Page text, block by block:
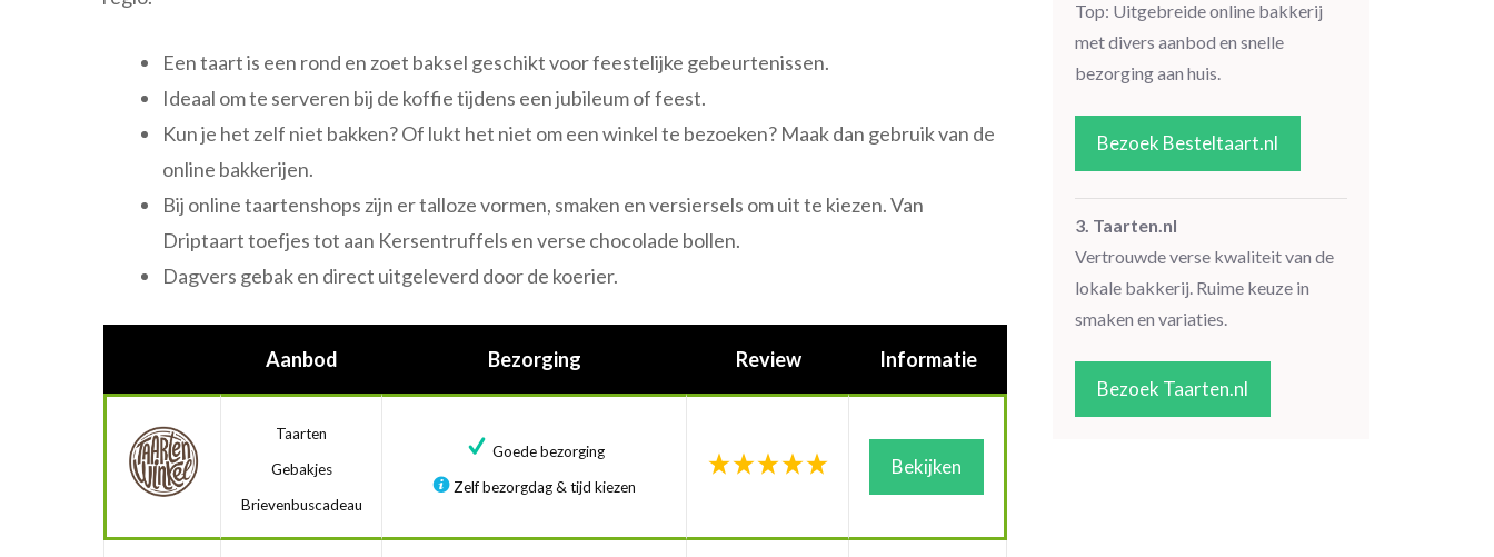
Een taart is een rond en zoet baksel geschikt voor feestelijke gebeurtenissen.
Ideaal om te serveren bij de koffie tijdens een jubileum of feest.
Kun je het zelf niet bakken? Of lukt het niet om een winkel te bezoeken? Maak dan gebruik van de
online bakkerijen.
Bij online taartenshops zijn er talloze vormen, smaken en versiersels om uit te kiezen. Van
Driptaart toefjes tot aan Kersentruffels en verse chocolade bollen.
Dagvers gebak en direct uitgeleverd door de koerier.
Aanbod Bezorging Review Informatie
Taarten
Gebakjes
Brievenbuscadeau
Goede bezorging
Zelf bezorgdag & tijd kiezen
Bekijken
Top: Uitgebreide online bakkerij
met divers aanbod en snelle
bezorging aan huis.
Bezoek Besteltaart.nl
3. Taarten.nl
Vertrouwde verse kwaliteit van de
lokale bakkerij. Ruime keuze in
smaken en variaties.
Bezoek Taarten.nl